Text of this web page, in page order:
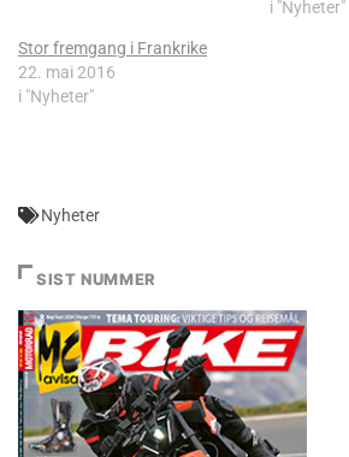
i "Nyheter"
Stor fremgang i Frankrike
22. mai 2016
i "Nyheter"
Nyheter
SIST NUMMER